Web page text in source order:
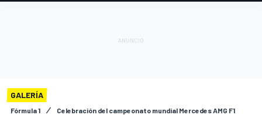
GALERÍA
Fórmula 1 Celebración del campeonato mundial Mercedes AMG F1